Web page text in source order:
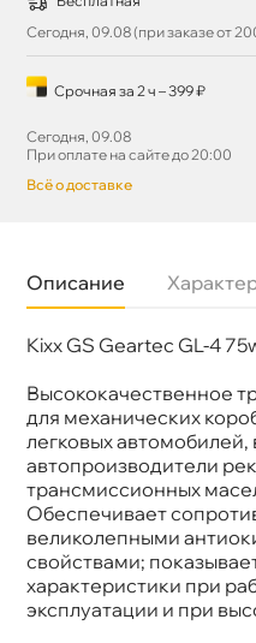
Сегодня, 09.08 (при заказе от
Срочная за 2 ч – 399 ₽
Сегодня, 09.08
При оплате на сайте до 20:00
сё о доставке
Описание
Kixx GS Geartec GL-4
ысококачественное
для механических
легковых автомобилей,
автопроизводители
трансмиссионных
Обеспечивает
еликолепными
свойствами;
характеристики при
эксплуатации и при
язкость
75W-85
Тип масла
Спецификации
API GL-4
Объем
1л
Артикул
Применение
МКПП